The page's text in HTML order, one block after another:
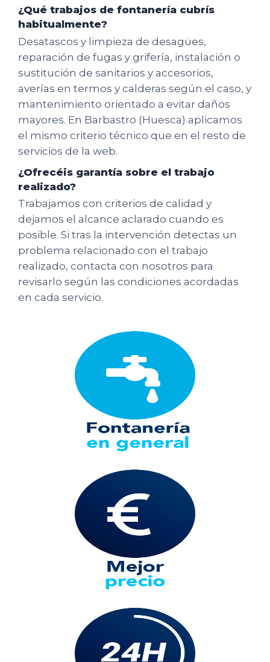
¿Qué trabajos de fontanería cubrís
habitualmente?
Desatascos y limpieza de desagües,
reparación de fugas y grifería, instalación o
sustitución de sanitarios y accesorios,
averías en termos y calderas según el caso, y
mantenimiento orientado a evitar daños
mayores. En Barbastro (Huesca) aplicamos
el mismo criterio técnico que en el resto de
servicios de la web.
¿Ofrecéis garantía sobre el trabajo
realizado?
Trabajamos con criterios de calidad y
dejamos el alcance aclarado cuando es
posible. Si tras la intervención detectas un
problema relacionado con el trabajo
realizado, contacta con nosotros para
revisarlo según las condiciones acordadas
en cada servicio.